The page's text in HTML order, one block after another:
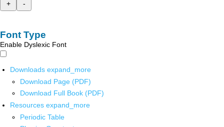
+
-
Font Type
Enable Dyslexic Font
Downloads expand_more
Download Page (PDF)
Download Full Book (PDF)
Resources expand_more
Periodic Table